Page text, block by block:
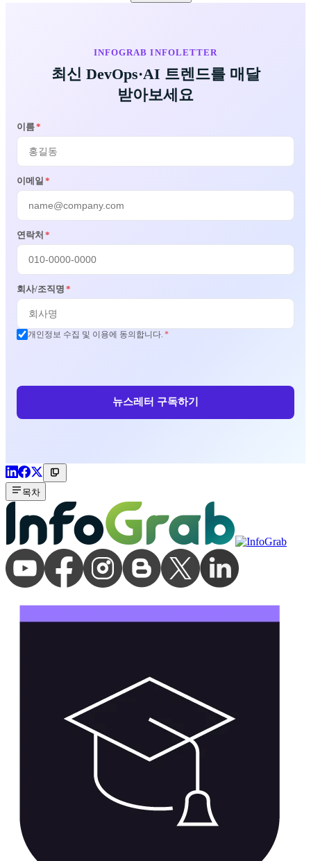
INFOGRAB INFOLETTER
최신 DevOps·AI 트렌드를 매달
받아보세요
이름*
이메일 *
연락처 *
회사/조직명 *
개인정보 수집 및 이용에 동의합니다. *
뉴스레터 구독하기
목차